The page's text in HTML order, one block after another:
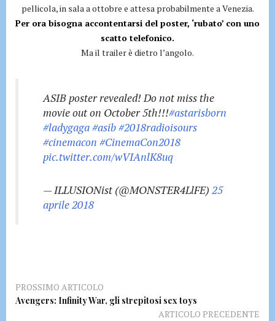
pellicola, in sala a ottobre e attesa probabilmente a Venezia.
Per ora bisogna accontentarsi del poster, ‘rubato’ con uno
scatto telefonico.
Ma il trailer è dietro l’angolo.
ASIB poster revealed! Do not miss the
movie out on October 5th!!!#astarisborn
#ladygaga#asib#2018radioisours
#cinemacon #CinemaCon2018
pic.twitter.com/wVIAnlK8uq
— ILLUSIONist (@MONSTER4LlFE) 25
aprile 2018
PROSSIMO ARTICOLO
Avengers: Infinity War, gli strepitosi sex toys
ARTICOLO PRECEDENTE